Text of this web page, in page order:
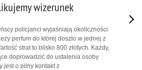
wizerunek
policjanci wyjaśniają okoliczności
perfum do której doszło w jednej z
strat to blisko 800 złotych. Każdy,
doprowadzić do ustalenia osoby
jest o pilny kontakt z